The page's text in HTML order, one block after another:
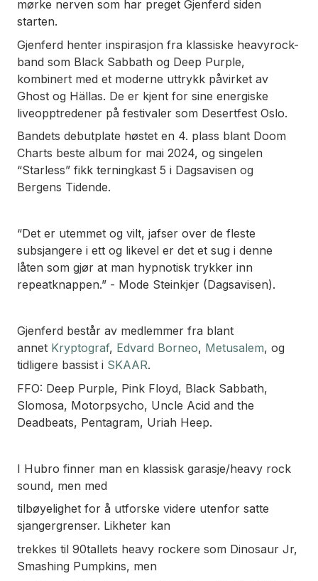
mørke nerven som har preget Gjenferd siden
starten.
Gjenferd henter inspirasjon fra klassiske heavyrock-
band som Black Sabbath og Deep Purple,
kombinert med et moderne uttrykk påvirket av
Ghost og Hällas. De er kjent for sine energiske
liveopptredener på festivaler som Desertfest Oslo.
Bandets debutplate høstet en 4. plass blant Doom
Charts beste album for mai 2024, og singelen
“Starless” fikk terningkast 5 i Dagsavisen og
Bergens Tidende.
“Det er utemmet og vilt, jafser over de fleste
subsjangere i ett og likevel er det et sug i denne
låten som gjør at man hypnotisk trykker inn
repeatknappen.” - Mode Steinkjer (Dagsavisen).
Gjenferd består av medlemmer fra blant
annet Kryptograf, Edvard Borneo, Metusalem, og
tidligere bassist i SKAAR.
FFO: Deep Purple, Pink Floyd, Black Sabbath,
Slomosa, Motorpsycho, Uncle Acid and the
Deadbeats, Pentagram, Uriah Heep.
I Hubro finner man en klassisk garasje/heavy rock
sound, men med
tilbøyelighet for å utforske videre utenfor satte
sjangergrenser. Likheter kan
trekkes til 90tallets heavy rockere som Dinosaur Jr,
Smashing Pumpkins, men